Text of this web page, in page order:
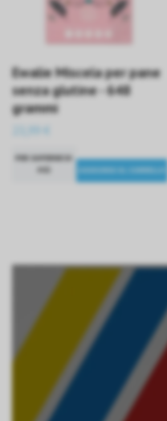
Ewalie Miscela per pane
senza glutine - 648
grammi
23,99 €
PER SAPERNE DI